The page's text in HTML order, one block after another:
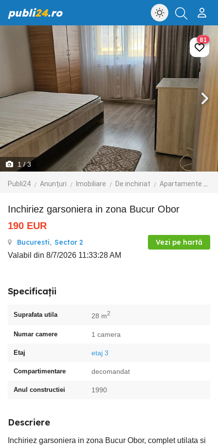
publi24.ro
1 / 3
Publi24 Anunțuri Imobiliare De inchiriat Apartamente de inchiriat
81
Inchiriez garsoniera in zona Bucur Obor
190 EUR
Bucuresti, Sector 2 Vezi pe hartă
Valabil din 8/7/2026 11:33:28 AM
Specificații
Suprafata utila 28 m2
Numar camere 1 camera
Etaj etaj 3
Compartimentare decomandat
Anul constructiei 1990
Descriere
Inchiriez garsoniera in zona Bucur Obor, complet utilata si